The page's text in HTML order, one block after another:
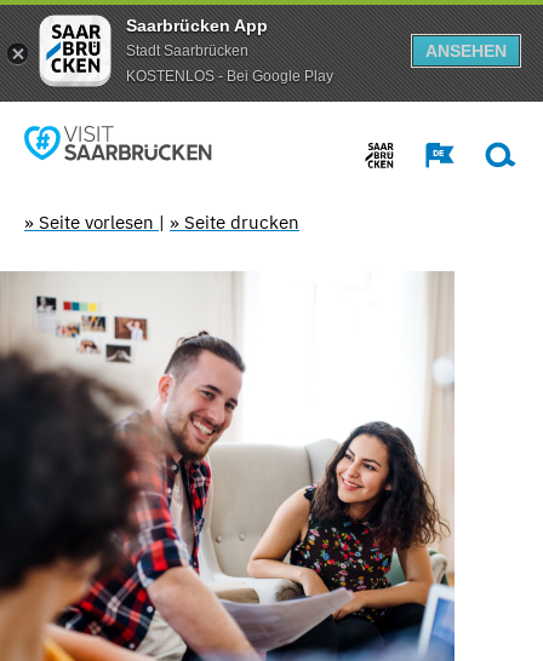
Saarbrücken App
Stadt Saarbrücken
KOSTENLOS - Bei Google Play
ANSEHEN
» Seite vorlesen | » Seite drucken